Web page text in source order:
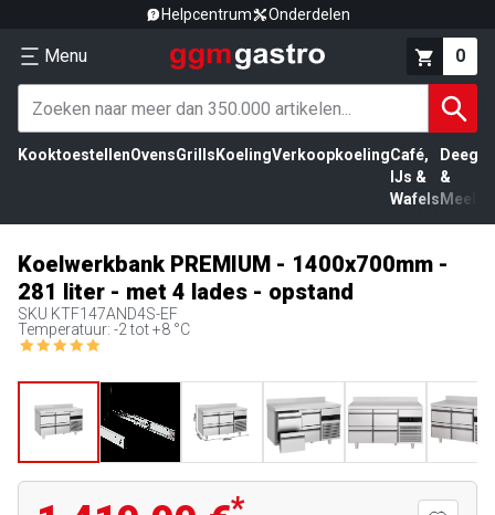
Helpcentrum Onderdelen
Menu 0
KooktoestellenOvensGrills KoelingVerkoopkoelingCafé,
IJs &
Wafels
Deeg
&
Meel
Koelwerkbank PREMIUM - 1400x700mm -
281 liter - met 4 lades - opstand
SKU KTF147AND4S-EF
Temperatuur: -2 tot +8 °C